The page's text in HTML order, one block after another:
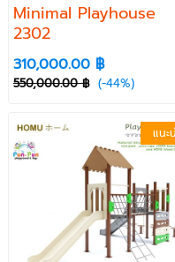
Minimal Playhouse
2302
310,000.00 ฿
550,000.00 ฿ (-44%)
แนะ